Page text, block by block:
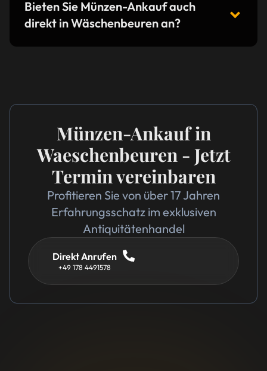
Bieten Sie Münzen-Ankauf auch
direkt in Wäschenbeuren an?
Münzen-Ankauf in
Waeschenbeuren - Jetzt
Termin vereinbaren
Profitieren Sie von über 17 Jahren
Erfahrungsschatz im exklusiven
Antiquitätenhandel
Direkt Anrufen
+49 178 4491578